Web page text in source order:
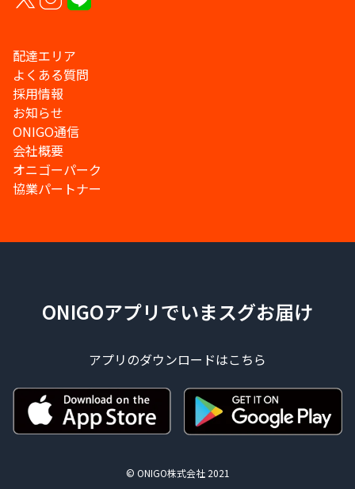
配達エリア
よくある質問
採用情報
お知らせ
ONIGO通信
会社概要
オニゴーパーク
協業パートナー
ONIGOアプリでいまスグお届け
アプリのダウンロードはこちら
© ONIGO株式会社 2021